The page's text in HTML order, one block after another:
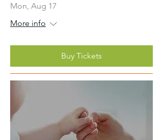
Mon, Aug 17
More info
Buy Tickets